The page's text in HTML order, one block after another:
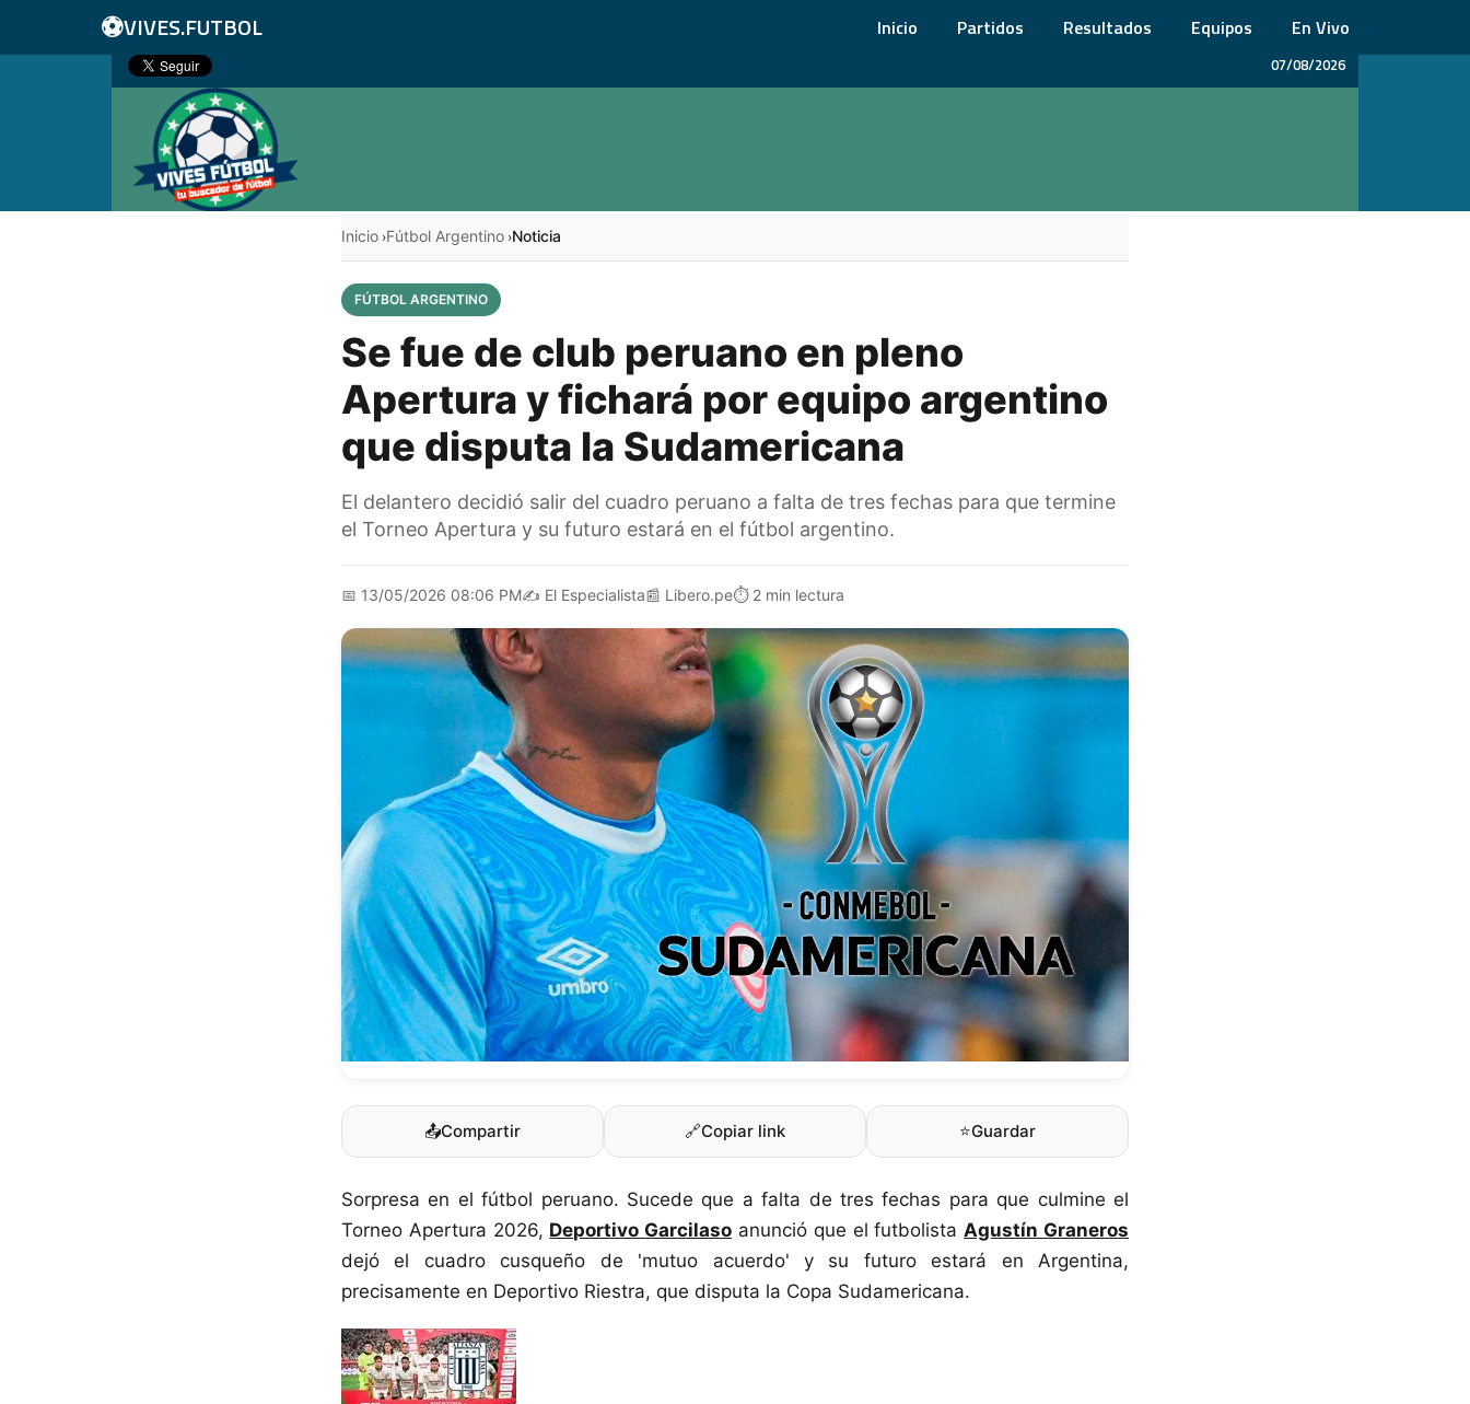
⚽VIVES.FUTBOL Inicio Partidos Resultados Equipos En Vivo
07/08/2026
Inicio ›Fútbol Argentino ›Noticia
FÚTBOL ARGENTINO
Se fue de club peruano en pleno
Apertura y fichará por equipo argentino
que disputa la Sudamericana
El delantero decidió salir del cuadro peruano a falta de tres fechas para que termine
el Torneo Apertura y su futuro estará en el fútbol argentino.
📅 13/05/2026 08:06 PM✍️ El Especialista📰 Libero.pe⏱️ 2 min lectura
📤Compartir 🔗Copiar link ⭐Guardar
Sorpresa en el fútbol peruano. Sucede que a falta de tres fechas para que culmine el
Torneo Apertura 2026, Deportivo Garcilaso anunció que el futbolista Agustín Graneros
dejó el cuadro cusqueño de 'mutuo acuerdo' y su futuro estará en Argentina,
precisamente en Deportivo Riestra, que disputa la Copa Sudamericana.